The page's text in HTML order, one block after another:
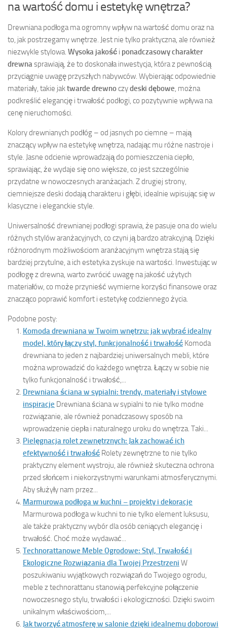
na wartość domu i estetykę wnętrza?
Drewniana podłoga ma ogromny wpływ na wartość domu oraz na
to, jak postrzegamy wnętrze. Jest nie tylko praktyczna, ale również
niezwykle stylowa. Wysoka jakość i ponadczasowy charakter
drewnasprawiają, że to doskonała inwestycja, która z pewnością
przyciągnie uwagę przyszłych nabywców. Wybierając odpowiednie
materiały, takie jaktwarde drewnoczydeski dębowe, można
podkreślić elegancję i trwałość podłogi, co pozytywnie wpływa na
cenę nieruchomości.
Kolory drewnianych podłóg – od jasnych po ciemne – mają
znaczący wpływ na estetykę wnętrza, nadając mu różne nastroje i
style. Jasne odcienie wprowadzają do pomieszczenia ciepło,
sprawiając, że wydaje się ono większe, co jest szczególnie
przydatne w nowoczesnych aranżacjach. Z drugiej strony,
ciemniejsze deski dodają charakteru i głębi, idealnie wpisując się w
klasyczne i eleganckie style.
Uniwersalność drewnianej podłogi sprawia, że pasuje ona do wielu
różnych stylów aranżacyjnych, co czyni ją bardzo atrakcyjną. Dzięki
różnorodnym możliwościom aranżacyjnym wnętrza stają się
bardziej przytulne, a ich estetyka zyskuje na wartości. Inwestując w
podłogę z drewna, warto zwrócić uwagę na jakość użytych
materiałów, co może przynieść wymierne korzyści finansowe oraz
znacząco poprawić komfort i estetykę codziennego życia.
Podobne posty:
Komoda drewniana w Twoim wnętrzu: jak wybrać idealny
model, który łączy styl, funkcjonalność i trwałość Komoda
drewniana to jeden z najbardziej uniwersalnych mebli, które
można wprowadzić do każdego wnętrza. Łączy w sobie nie
tylko funkcjonalność i trwałość,...
Drewniana ściana w sypialni: trendy, materiały i stylowe
inspiracje Drewniana ściana w sypialni to nie tylko modne
rozwiązanie, ale również ponadczasowy sposób na
wprowadzenie ciepła i naturalnego uroku do wnętrza. Taki...
Pielęgnacja rolet zewnętrznych: Jak zachować ich
efektywność i trwałość Rolety zewnętrzne to nie tylko
praktyczny element wystroju, ale również skuteczna ochrona
przed słońcem i niekorzystnymi warunkami atmosferycznymi.
Aby służyły nam przez...
Marmurowa podłoga w kuchni – projekty i dekoracje
Marmurowa podłoga w kuchni to nie tylko element luksusu,
ale także praktyczny wybór dla osób ceniących elegancję i
trwałość. Choć może wydawać...
Technorattanowe Meble Ogrodowe: Styl, Trwałość i
Ekologiczne Rozwiązania dla Twojej Przestrzeni W
poszukiwaniu wyjątkowych rozwiązań do Twojego ogrodu,
meble z technorattanu stanowią perfekcyjne połączenie
nowoczesnego stylu, trwałości i ekologiczności. Dzięki swoim
unikalnym właściwościom,...
Jak tworzyć atmosferę w salonie dzięki idealnemu doborowi